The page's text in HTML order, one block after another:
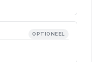
OPTIONEEL